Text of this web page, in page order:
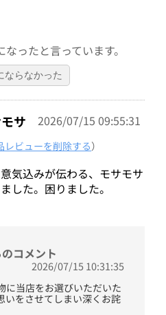
ったと言っています。
ならなかった
サ
2026/07/15 09:55:31
レビューを削除する）
気込みが伝わる、モサモサ
した。困りました。
コメント
2026/07/15 10:31:35
に当店をお選びいただいた
いをさせてしまい深くお詫